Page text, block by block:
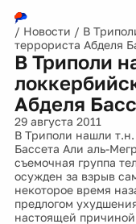
/ Новости / В
террориста Абделя
В Триполи
Абделя
29 августа 2011
В Триполи нашли т.н.
Бассета Али аль-
съемочная группа
осужден за взрыв
некоторое время
предлогом
настоящей